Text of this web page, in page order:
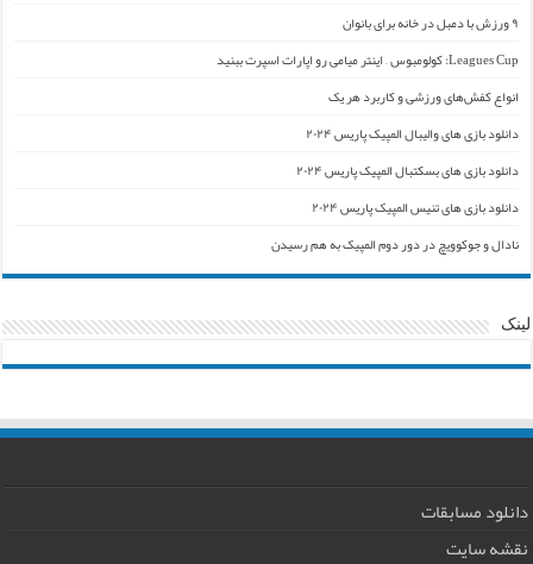
۹ ورزش با دمبل در خانه برای بانوان
Leagues Cup: کولومبوس – اینتر میامی رو اپارات اسپرت ببنید
انواع کفش‌های ورزشی و کاربرد هر یک
دانلود بازی های والیبال المپیک پاریس ۲۰۲۴
دانلود بازی های بسکتبال المپیک پاریس ۲۰۲۴
دانلود بازی های تنیس المپیک پاریس ۲۰۲۴
نادال و جوکوویچ در دور دوم المپیک به هم رسیدن
لینک
دانلود مسابقات
نقشه سایت